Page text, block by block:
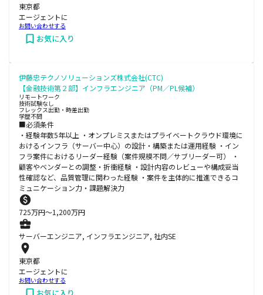
東京都
エージェントに
お問い合わせする
お気に入り
伊藤忠テクノソリューションズ株式会社(CTC)
【金融技術第２部】インフラエンジニア（PM／PL候補）
リモートワーク
技術試験なし
フレックス出勤・時差出勤
学歴不問
■必須条件
・経験年数5年以上 ・オンプレミスまたはプライベートクラウド環境に
おけるインフラ（サーバー中心）の設計・構築または運用経験 ・イン
フラ案件におけるリーダー経験（案件規模不問／サブリーダー可） ・
顧客やベンダーとの調整・折衝経験 ・設計内容のレビューや構成妥当
性確認など、品質管理に関わった経験 ・案件を主体的に推進できるコ
ミュニケーション力・課題解決力
725万円〜1,200万円
サーバーエンジニア, インフラエンジニア, 社内SE
東京都
エージェントに
お問い合わせする